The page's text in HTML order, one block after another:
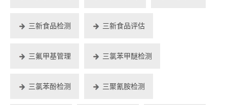
三新食品检测 三新食品评估
三氟甲基管理 三氯苯甲醚检测
三氯苯酚检测 三聚氰胺检测